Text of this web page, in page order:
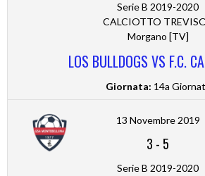
Serie B 2019-2020
CALCIOTTO
Morgano [TV]
LOS BULLDOGS VS F.C.
Giornata: 14a
13 Novembre 2019
3 - 5
Serie B 2019-2020